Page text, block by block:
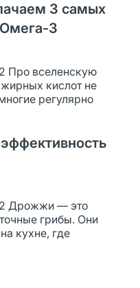
3 самых
3
Про вселенскую
кислот не
регулярно
Дрожжи — это
грибы. Они
кухне, где